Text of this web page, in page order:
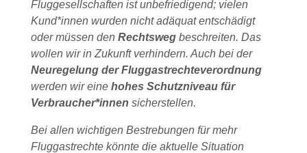
Fluggesellschaften ist unbefriedigend; vielen
Kund*innen wurden nicht adäquat entschädigt
oder müssen den Rechtsweg beschreiten. Das
wollen wir in Zukunft verhindern. Auch bei der
Neuregelung der Fluggastrechteverordnung
werden wir eine hohes Schutzniveau für
Verbraucher*innen sicherstellen.
Bei allen wichtigen Bestrebungen für mehr
Fluggastrechte könnte die aktuelle Situation